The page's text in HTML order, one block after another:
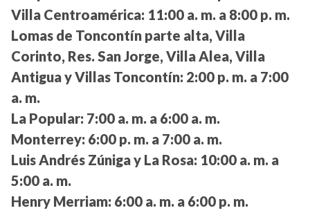
Villa Centroamérica: 11:00 a. m. a 8:00 p. m.
Lomas de Toncontín parte alta, Villa
Corinto, Res. San Jorge, Villa Alea, Villa
Antigua y Villas Toncontín: 2:00 p. m. a 7:00
a. m.
La Popular: 7:00 a. m. a 6:00 a. m.
Monterrey: 6:00 p. m. a 7:00 a. m.
Luis Andrés Zúniga y La Rosa: 10:00 a. m. a
5:00 a. m.
Henry Merriam: 6:00 a. m. a 6:00 p. m.